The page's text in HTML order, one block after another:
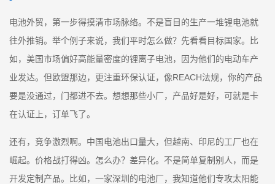
电池外贸，第一步得摸清市场脉络。不是盲目的生产一堆锂电池就
往外推销。举个例子来说，我们平时怎么做？先看看目标国家。比
如，美国市场偏好高能量密度的锂离子电池，因为他们的电动车产
业发达。但欧盟那边，更注重环保认证，像REACH法规，你的产品
要是没通过，门都进不去。想想那些小厂，产品好是好，可就是卡
在认证上，订单飞了。
还有，竞争激烈啊。中国电池出口量大，但越南、印尼的工厂也在
崛起。价格战打得凶。怎么办？差异化。不是简单复制别人，而是
开发定制产品。比如，一家深圳的电池厂，我知道他们专攻太阳能